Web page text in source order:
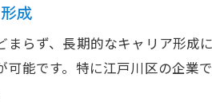
電気工事求人
江戸川区電気
成
らず、長期的なキャリア形成
能です。特に江戸川区の企
お問い
お問い